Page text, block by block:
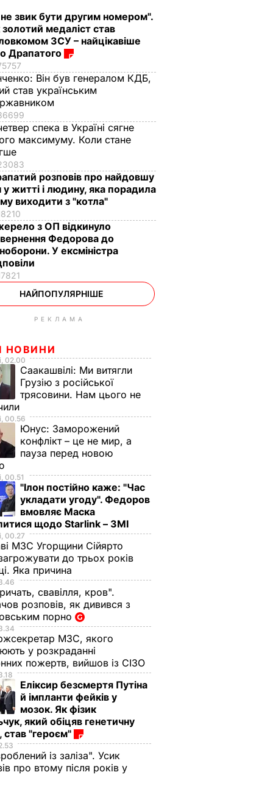
звик бути другим номером".
золотий медаліст став
ЗСУ – найцікавіше
Драпатого
Він був генералом КДБ,
став українським
спека в Україні сягне
максимуму. Коли стане
розповів про найдовшу
у житті і людину, яка порадила
виходити з "котла"
з ОП відкинуло
Федорова до
У ексміністра
НАЙПОПУЛЯРНІШЕ
РЕКЛАМА
НОВИНИ
02.00
Саакашвілі: Ми витягли
Грузію з російської
трясовини. Нам цього не
00.56
Юнус: Заморожений
конфлікт – це не мир, а
пауза перед новою
00.51
"Ілон постійно каже: "Час
укладати угоду". Федоров
вмовляє Маска
щодо Starlink – ЗМІ
00.27
МЗС Угорщини Сійярто
до трьох років
Яка причина
свавілля, кров".
розповів, як дивився з
порно
МЗС, якого
у розкраданні
пожертв, вийшов із СІЗО
Еліксир безсмертя Путіна
й імпланти фейків у
мозок. Як фізик
який обіцяв генетичну
став "героєм"
із заліза". Усик
про втому після років у